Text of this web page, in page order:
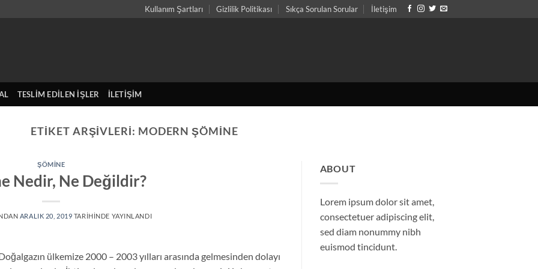
Kullanım Şartları Gizlilik Politikası Sıkça Sorulan Sorular İletişim
TESLIM EDILEN İŞLER İLETIŞIM
ETIKET ARŞIVLERI: MODERN ŞÖMINE
ŞÖMINE
Nedir, Ne Değildir?
ARALIK 20, 2019 TARIHINDE YAYINLANDI
ülkemize 2000 – 2003 yılları arasında gelmesinden dolayı
ABOUT
Lorem ipsum dolor sit amet,
consectetuer adipiscing elit,
sed diam nonummy nibh
euismod tincidunt.